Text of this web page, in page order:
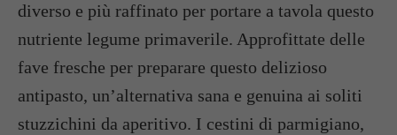
diverso e più raffinato per portare a tavola questo
nutriente legume primaverile. Approfittate delle
fave fresche per preparare questo delizioso
antipasto, un’alternativa sana e genuina ai soliti
stuzzichini da aperitivo. I cestini di parmigiano,